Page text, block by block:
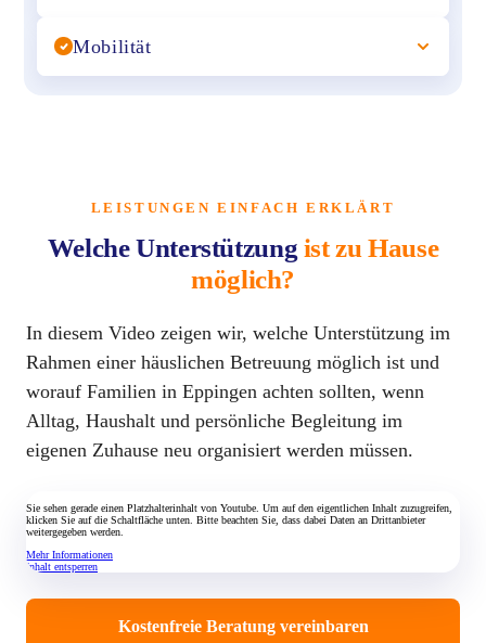
Mobilität
LEISTUNGEN EINFACH ERKLÄRT
Welche Unterstützung ist zu Hause
möglich?
In diesem Video zeigen wir, welche Unterstützung im
Rahmen einer häuslichen Betreuung möglich ist und
worauf Familien in Eppingen achten sollten, wenn
Alltag, Haushalt und persönliche Begleitung im
eigenen Zuhause neu organisiert werden müssen.
Kostenfreie Beratung vereinbaren
Sie sehen gerade einen Platzhalterinhalt von Youtube. Um auf den eigentlichen Inhalt zuzugreifen,
klicken Sie auf die Schaltfläche unten. Bitte beachten Sie, dass dabei Daten an Drittanbieter
weitergegeben werden.
Mehr Informationen
Inhalt entsperren